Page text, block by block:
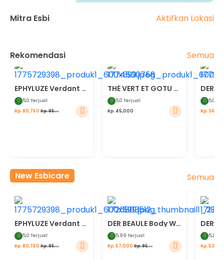
Mitra Esbi
Aktifkan Lokasi
Rekomendasi Semua
5%
EPHYLUZE Verdant Bloom Perfume
5,0 Terjual
Rp.80,750 Rp.85...
THÉ VERT ET GOTU KOLA Teh Hijau dengan Pegagan
5,0 Terjual
Rp.45,000
20%
5,0
New Esbicare Semua
5%
EPHYLUZE Verdant Bloom Perfume
5,0 Terjual
Rp.80,750 Rp.85...
DER BEAULE Body Wash Body Serum Apple Stem Cell
5,99 Terjual
Rp.57,000 Rp.95...
30%
5,249